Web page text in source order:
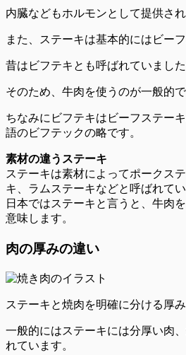
内臓などもホルモンとして提供され
また、ステーキは基本的にはビー
昔はビフテキとも呼ばれていました
そのため、牛肉を使うのが一般的で
ちなみにビフテキはビーフステー
語のビフテックの略です。
素材の違うステーキ
ステーキは素材によってポークス
キ、ラムステーキなどと呼ばれてい
日本ではステーキと言うと、牛肉
意味します。
肉の厚みの違い
ステーキと焼肉を明確に分ける厚
一般的にはステーキには分厚い肉
れています。